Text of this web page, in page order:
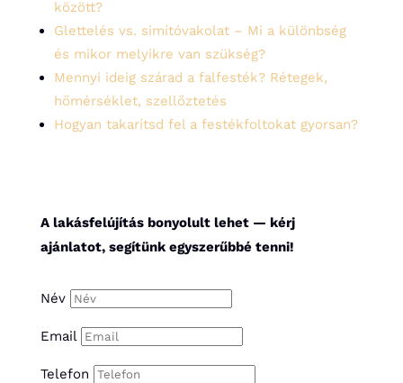
között?
Glettelés vs. simítóvakolat – Mi a különbség
és mikor melyikre van szükség?
Mennyi ideig szárad a falfesték? Rétegek,
hőmérséklet, szellőztetés
Hogyan takarítsd fel a festékfoltokat gyorsan?
A lakásfelújítás bonyolult lehet — kérj
ajánlatot, segítünk egyszerűbbé tenni!
Név
Email
Telefon